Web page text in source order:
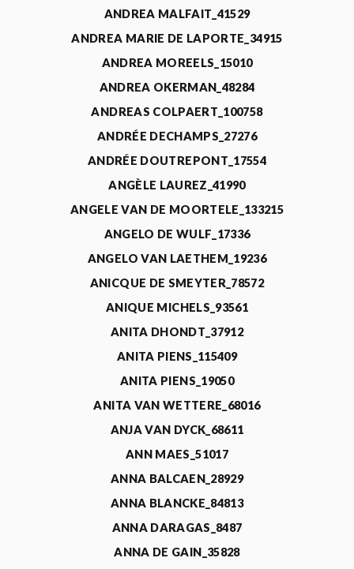
ANDREA MALFAIT_41529
ANDREA MARIE DE LAPORTE_34915
ANDREA MOREELS_15010
ANDREA OKERMAN_48284
ANDREAS COLPAERT_100758
ANDRÉE DECHAMPS_27276
ANDRÉE DOUTREPONT_17554
ANGÈLE LAUREZ_41990
ANGELE VAN DE MOORTELE_133215
ANGELO DE WULF_17336
ANGELO VAN LAETHEM_19236
ANICQUE DE SMEYTER_78572
ANIQUE MICHELS_93561
ANITA DHONDT_37912
ANITA PIENS_115409
ANITA PIENS_19050
ANITA VAN WETTERE_68016
ANJA VAN DYCK_68611
ANN MAES_51017
ANNA BALCAEN_28929
ANNA BLANCKE_84813
ANNA DARAGAS_8487
ANNA DE GAIN_35828